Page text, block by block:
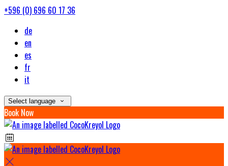
+596 (0) 696 60 17 36
de
en
es
fr
it
Select language
Book Now